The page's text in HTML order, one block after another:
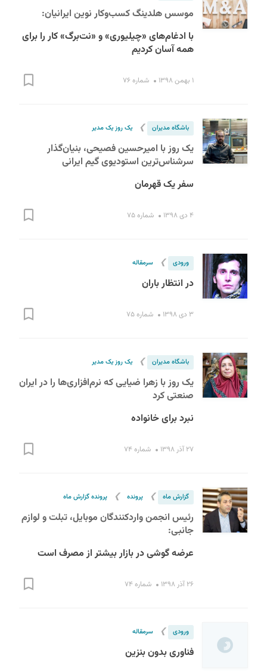
موسس هلدینگ کسب‌وکار نوین ایرانیان:
با ادغام‌های «چیلیوری» و «نت‌برگ» کار را برای
همه آسان کردیم
۱ بهمن ۱۳۹۸ شماره ۷۶
باشگاه مدیران ❯ یک روز یک مدیر
یک روز با امیرحسین فصیحی، بنیان‌گذار
سرشناس‌ترین استودیوی گیم ایرانی
سفر یک قهرمان
۴ دی ۱۳۹۸ شماره ۷۵
ورودی ❯ سرمقاله
در انتظار باران
۳ دی ۱۳۹۸ شماره ۷۵
باشگاه مدیران ❯ یک روز یک مدیر
یک روز با زهرا ضیایی که نرم‌افزاری‌ها را در ایران
صنعتی کرد
نبرد برای خانواده
۲۷ آذر ۱۳۹۸ شماره ۷۴
گزارش ماه ❯ پرونده ❯ پرونده گزارش ماه
رئیس انجمن واردکنندگان موبایل، تبلت و لوازم
جانبی:
عرضه گوشی در بازار بیشتر از مصرف است
۲۶ آذر ۱۳۹۸ شماره ۷۴
ورودی ❯ سرمقاله
فناوری بدون بنزین